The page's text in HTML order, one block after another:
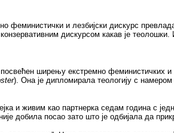
феминистички и лезбијски дискурс
дискурсом какав је
ширењу екстремно феминистичких
). Она је дипломирала теологију с
и живим као партнерка седам година с
добила посао зато што је одбијала да